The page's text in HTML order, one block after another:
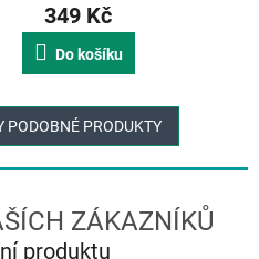
349 Kč
Do košíku
PODOBNÉ PRODUKTY
produktu